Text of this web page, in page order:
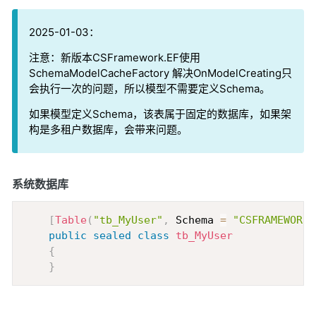
2025-01-03：
注意：新版本CSFramework.EF使用
SchemaModelCacheFactory 解决OnModelCreating只
会执行一次的问题，所以模型不需要定义Schema。
如果模型定义Schema，该表属于固定的数据库，如果架
构是多租户数据库，会带来问题。
系统数据库
[Table( "tb_MyUser" , Schema =
public
sealed class
tb_MyUser
{
}